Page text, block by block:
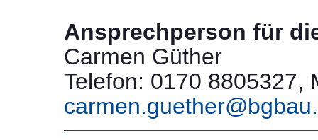
Ansprechperson für
Carmen Güther
Telefon: 0170 8805327,